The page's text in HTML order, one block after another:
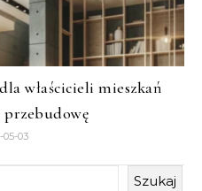
właścicieli mieszkań
05-03
Szukaj